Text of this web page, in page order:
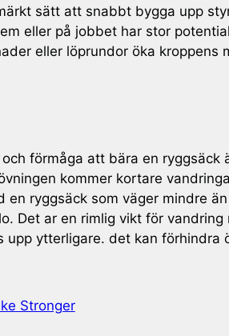
sätt att snabbt bygga upp
eller på jobbet har stor
eller löprundor öka
förmåga att bära en
kommer kortare
ryggsäck som väger mindre
Det ar en rimlig vikt för
ytterligare. det kan
Stronger